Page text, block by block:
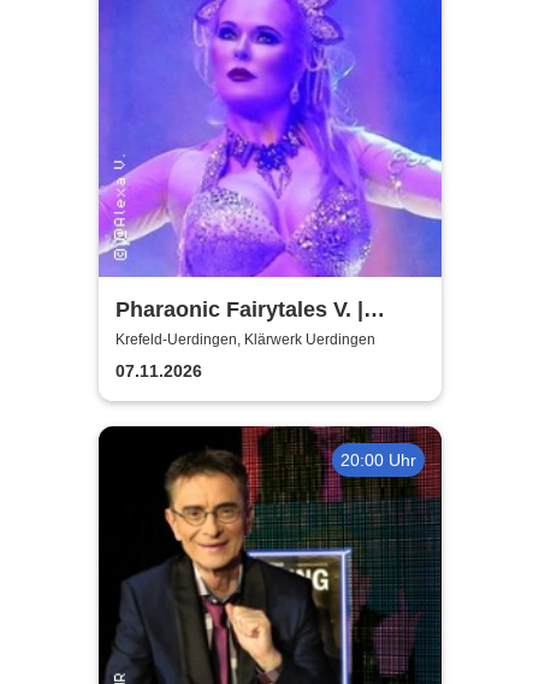
Pharaonic Fairytales V. |
Modern Bellydance-
Tanzrevue
Krefeld-Uerdingen, Klärwerk Uerdingen
07.11.2026
20:00 Uhr